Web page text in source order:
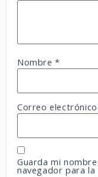
Nombre*
Correo
Guarda mi
navegador para